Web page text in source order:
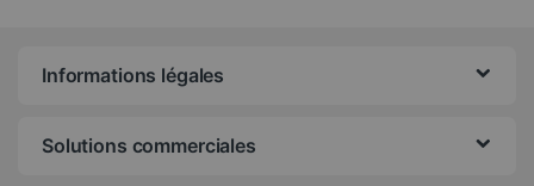
Informations légales
Solutions commerciales